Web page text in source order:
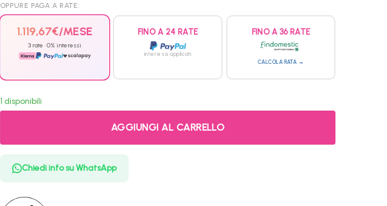
OPPURE PAGA A RATE:
1.119,67€/MESE
3 rate · 0% interessi
FINO A 24 RATE
interessi applicati
FINO A 36 RATE
CALCOLA RATA →
1 disponibili
AGGIUNGI AL CARRELLO
Chiedi info su WhatsApp